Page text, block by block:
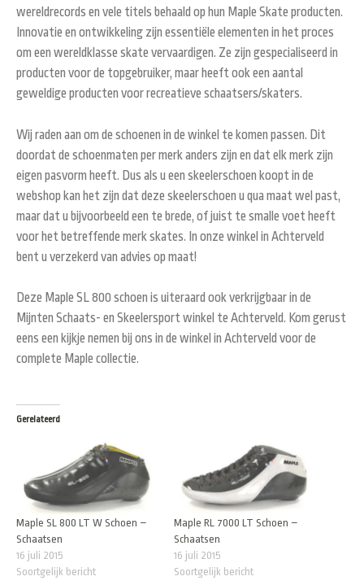
wereldrecords en vele titels behaald op hun Maple Skate producten.
Innovatie en ontwikkeling zijn essentiële elementen in het proces
om een wereldklasse skate vervaardigen. Ze zijn gespecialiseerd in
producten voorde topgebruiker, maar heeft ook een aantal
geweldige producten voor recreatieve schaatsers/skaters.
Wij raden aan om de schoenen in de winkel te komen passen. Dit
doordat de schoenmaten per merk anders zijn en dat elk merk zijn
eigen pasvorm heeft. Dus als u een skeelerschoen koopt in de
webshop kan het zijn dat deze skeelerschoen u qua maat wel past,
maar dat u bijvoorbeeld een te brede, of juist te smalle voet heeft
voor het betreffende merk skates. In onze winkel in Achterveld
bent u verzekerd van advies op maat!
Deze Maple SL 800 schoen is uiteraard ook verkrijgbaar in de
Mijnten Schaats- en Skeelersport winkel te Achterveld. Kom gerust
eens een kijkje nemen bij ons in de winkel in Achterveld voor de
complete Maple collectie.
Gerelateerd
Maple SL 800 LT W Schoen –
Schaatsen
16 juli 2015
Soortgelijk bericht
Maple RL 7000 LT Schoen –
Schaatsen
16 juli 2015
Soortgelijk bericht